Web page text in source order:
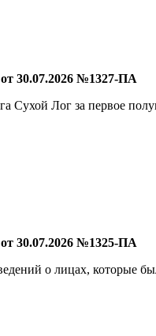
30.07.2026 №1327-ПА
Сухой Лог за первое
30.07.2026 №1325-ПА
о лицах,